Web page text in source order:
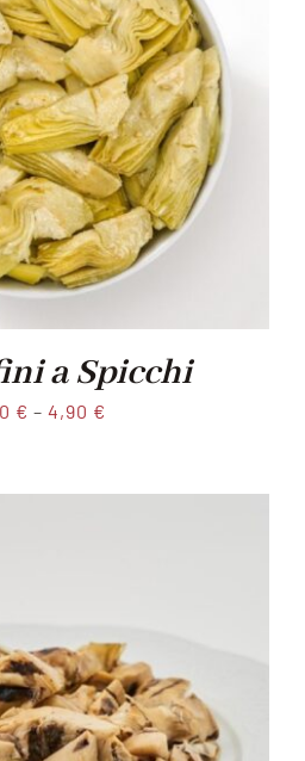
a Spicchi
€ – 4,90 €